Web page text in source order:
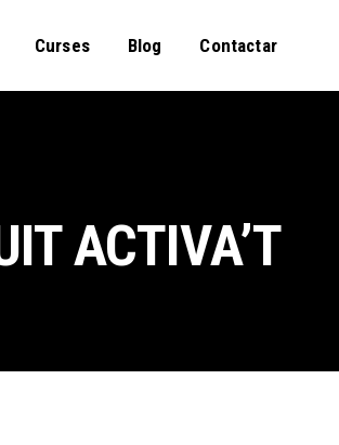
Curses Blog Contactar
ACTIVA’T